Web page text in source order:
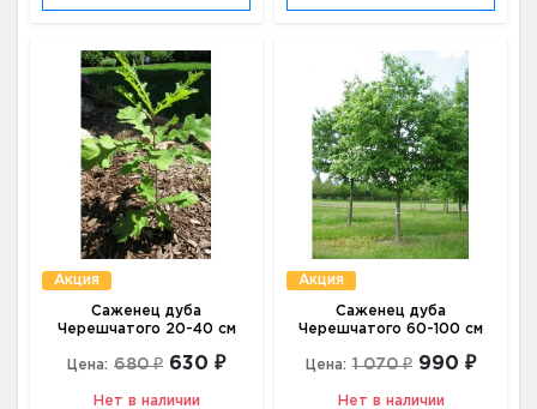
Акция
Саженец дуба
Черешчатого 20-40 см
Цена: 680 ₽ 630 ₽
Нет в наличии
Акция
Саженец дуба
Черешчатого 60-100 см
Цена: 1 070 ₽ 990 ₽
Нет в наличии